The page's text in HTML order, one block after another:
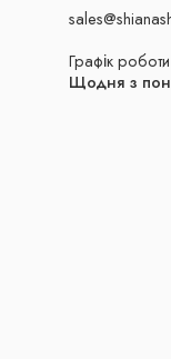
Графік роботи
Щодня з